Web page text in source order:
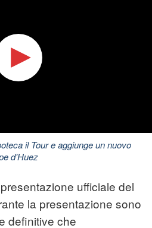
il Tour e aggiunge un nuovo
d'Huez
ufficiale del
la presentazione sono
definitive che